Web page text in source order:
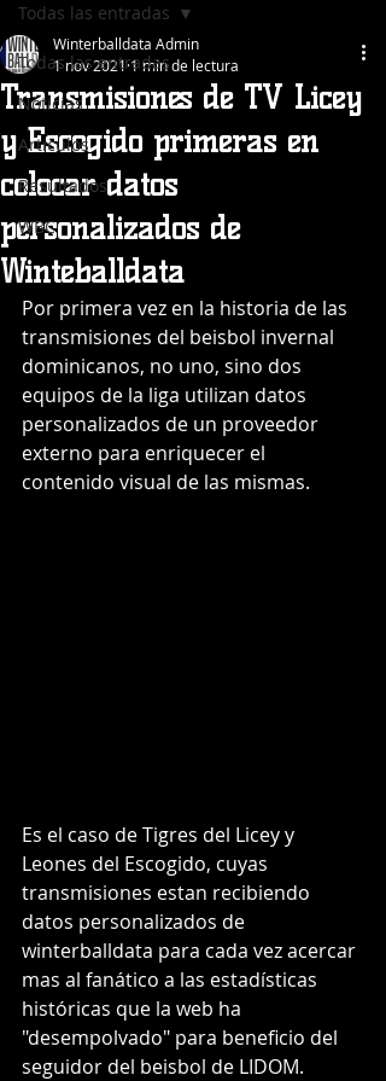
Todas las entradas
Noticias
Articulos
Resultados
WBC
Todas las entradas
Transmisiones de TV Licey
y Escogido primeras en
colocar datos
personalizados de
Winteballdata
Winterballdata Admin
1 nov 2021 1 min de lectura
Por primera vez en la historia de las
transmisiones del beisbol invernal
dominicanos, no uno, sino dos
equipos de la liga utilizan datos
personalizados de un proveedor
externo para enriquecer el
contenido visual de las mismas.
Es el caso de Tigres del Licey y
Leones del Escogido, cuyas
transmisiones estan recibiendo
datos personalizados de
winterballdata para cada vez acercar
mas al fanático a las estadísticas
históricas que la web ha
"desempolvado" para beneficio del
seguidor del beisbol de LIDOM.